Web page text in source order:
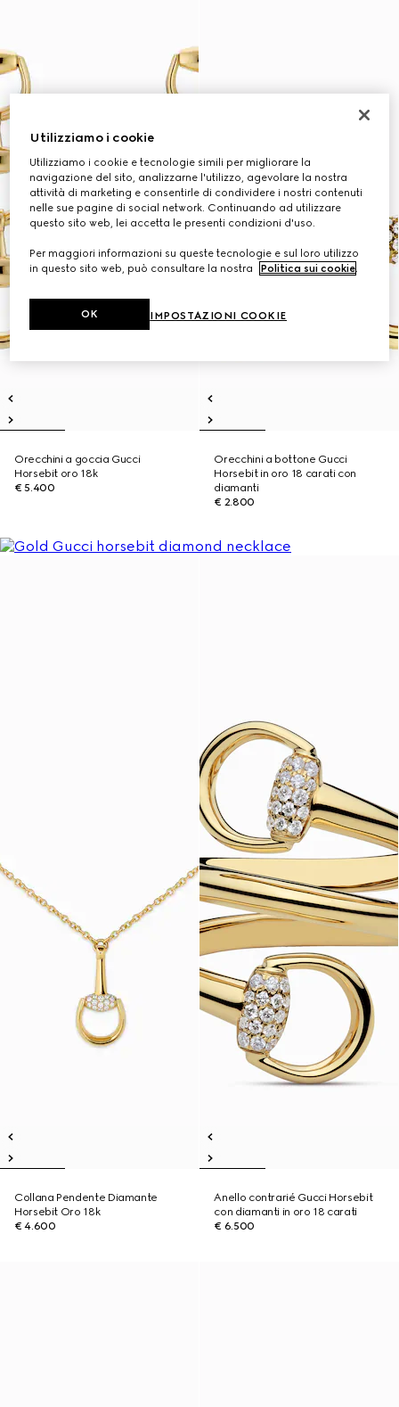
Orecchini a goccia Gucci
Horsebit oro 18k
€ 5.400
Orecchini a bottone Gucci
Horsebit in oro 18 carati con
diamanti
€ 2.800
Collana Pendente Diamante
Horsebit Oro 18k
€ 4.600
Anello contrarié Gucci Horsebit
con diamanti in oro 18 carati
€ 6.500
Utilizziamo i cookie
Utilizziamo i cookie e tecnologie simili per migliorare la
navigazione del sito, analizzarne l'utilizzo, agevolare la nostra
attività di marketing e consentirle di condividere i nostri contenuti
nelle sue pagine di social network. Continuando ad utilizzare
questo sito web, lei accetta le presenti condizioni d'uso.
Per maggiori informazioni su queste tecnologie e sul loro utilizzo
in questo sito web, può consultare la nostra
Politica sui cookie.
IMPOSTAZIONI COOKIE
OK